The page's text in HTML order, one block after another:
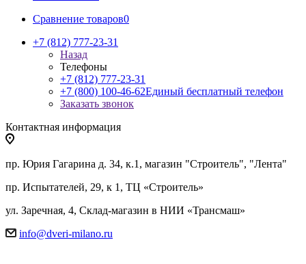
Сравнение товаров0
+7 (812) 777-23-31
Назад
Телефоны
+7 (812) 777-23-31
+7 (800) 100-46-62Единый бесплатный телефон
Заказать звонок
Контактная информация
пр. Юрия Гагарина д. 34, к.1, магазин "Строитель", "Лента"
пр. Испытателей, 29, к 1, ТЦ «Строитель»
ул. Заречная, 4, Склад-магазин в НИИ «Трансмаш»
info@dveri-milano.ru